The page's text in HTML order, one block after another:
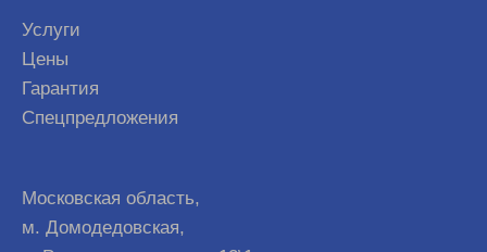
Услуги
Цены
Гарантия
Спецпредложения
Московская область,
м. Домодедовская,